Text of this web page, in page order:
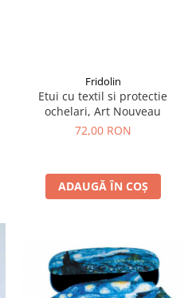
Fridolin
Etui cu textil si protectie
ochelari, Art Nouveau
72,00 RON
ADAUGĂ ÎN COȘ